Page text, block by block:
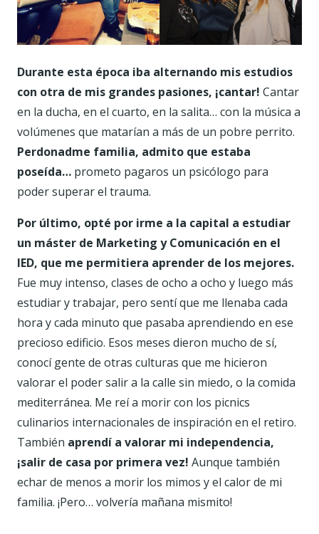
Durante esta época iba alternando mis estudios
con otra de mis grandes pasiones, ¡cantar! Cantar
en la ducha, en el cuarto, en la salita… con la música a
volúmenes que matarían a más de un pobre perrito.
Perdonadme familia, admito que estaba
poseída… prometo pagaros un psicólogo para
poder superar el trauma.
Por último, opté por irme a la capital a estudiar
un máster de Marketing y Comunicación en el
IED, que me permitiera aprender de los mejores.
Fue muy intenso, clases de ocho a ocho y luego más
estudiar y trabajar, pero sentí que me llenaba cada
hora y cada minuto que pasaba aprendiendo en ese
precioso edificio. Esos meses dieron mucho de sí,
conocí gente de otras culturas que me hicieron
valorar el poder salir a la calle sin miedo, o la comida
mediterránea. Me reí a morir con los picnics
culinarios internacionales de inspiración en el retiro.
También aprendí a valorar mi independencia,
¡salir de casa por primera vez! Aunque también
echar de menos a morir los mimos y el calor de mi
familia. ¡Pero… volvería mañana mismito!